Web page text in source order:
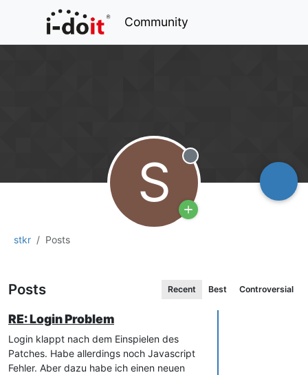
Community
stkr Posts
S Offline
Posts Recent Best Controversial
RE: Login Problem
Login klappt nach dem Einspielen des
Patches. Habe allerdings noch Javascript
Fehler. Aber dazu habe ich einen neuen